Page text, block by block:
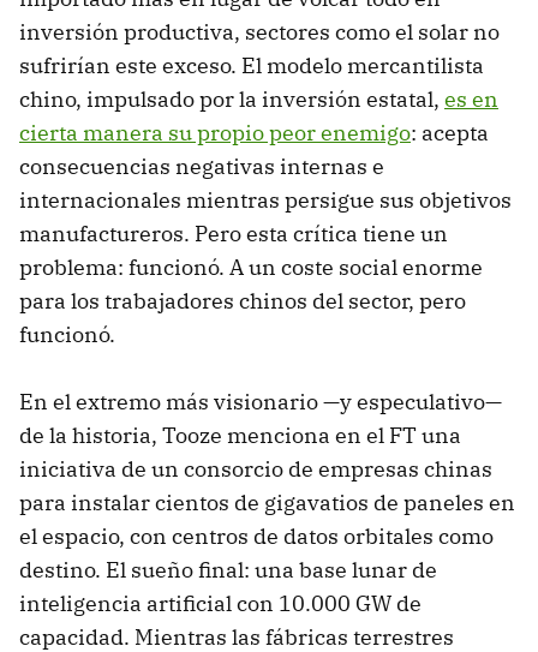
inversión productiva, sectores como el solar no
sufrirían este exceso. El modelo mercantilista
chino, impulsado por la inversión estatal, es en
cierta manera su propio peor enemigo: acepta
consecuencias negativas internas e
internacionales mientras persigue sus objetivos
manufactureros. Pero esta crítica tiene un
problema: funcionó. A un coste social enorme
para los trabajadores chinos del sector, pero
funcionó.
En el extremo más visionario —y especulativo—
de la historia, Tooze menciona en el FT una
iniciativa de un consorcio de empresas chinas
para instalar cientos de gigavatios de paneles en
el espacio, con centros de datos orbitales como
destino. El sueño final: una base lunar de
inteligencia artificial con 10.000 GW de
capacidad. Mientras las fábricas terrestres